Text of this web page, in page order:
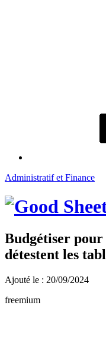
Administratif et Finance
Budgétiser
détestent les
Ajouté le : 20/09/2024
freemium